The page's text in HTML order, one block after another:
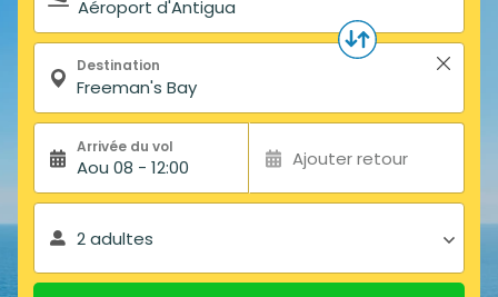
Destination
Arrivée du vol
Aou 08 - 12:00 Ajouter retour
2 adultes